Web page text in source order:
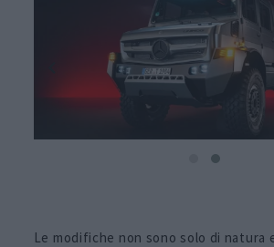
Le modifiche non sono solo di natura